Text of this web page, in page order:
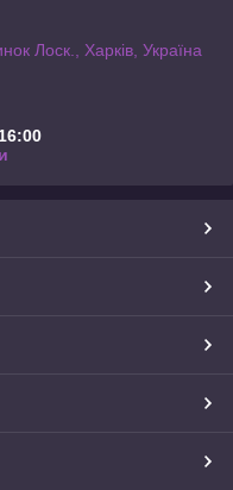
Лоск., Харків, Україна